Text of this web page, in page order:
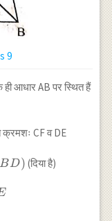
9
ही आधार AB पर स्थित हैं
क्रमशः CF व DE
BD) (दिया है)